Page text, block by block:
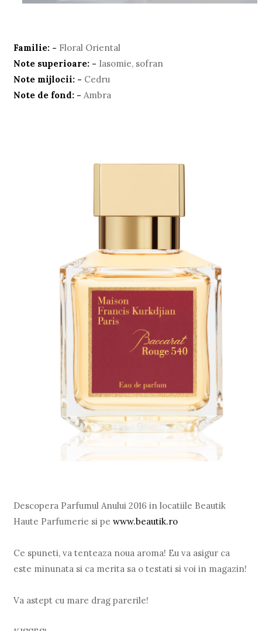
Familie: - Floral Oriental
Note superioare: - Iasomie, sofran
Note mijlocii: - Cedru
Note de fond: - Ambra
Descopera Parfumul Anului 2016 in locatiile Beautik
Haute Parfumerie si pewww.beautik.ro
Ce spuneti, va tenteaza noua aroma! Eu va asigur ca
este minunata si ca merita sa o testati si voi in magazin!
Va astept cu mare drag parerile!